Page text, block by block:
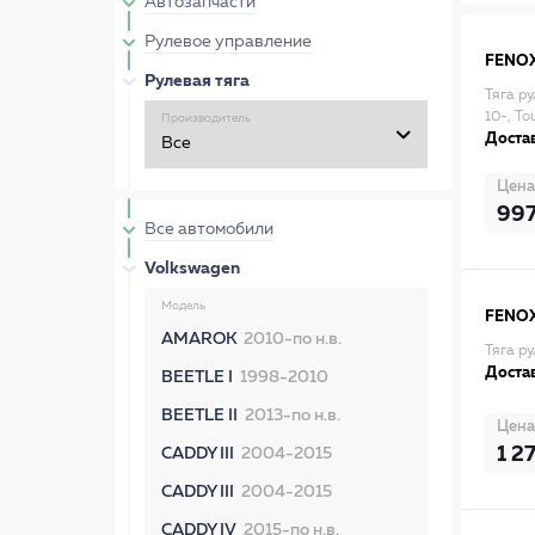
Рулевое управление
Рулевая тяга
Производитель
Все автомобили
Volkswagen
Модель
AMAROK 2010-по н.в.
BEETLE I 1998-2010
BEETLE II 2013-по н.в.
CADDY III 2004-2015
CADDY III 2004-2015
CADDY IV 2015-по н.в.
Тяга
10-,
Цена
Тяга
Цена
1